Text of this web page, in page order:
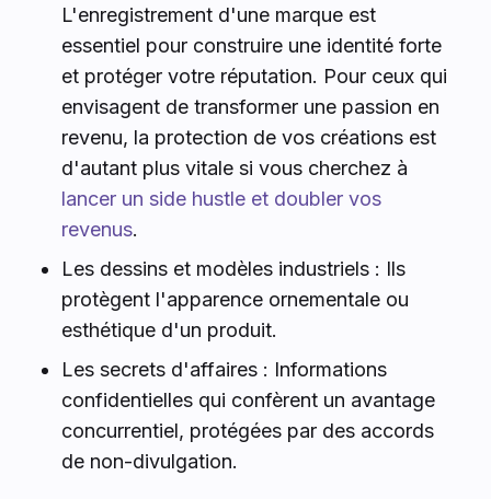
L'enregistrement d'une marque est
essentiel pour construire une identité forte
et protéger votre réputation. Pour ceux qui
envisagent de transformer une passion en
revenu, la protection de vos créations est
d'autant plus vitale si vous cherchez à
lancer un side hustle et doubler vos
revenus.
Les dessins et modèles industriels : Ils
protègent l'apparence ornementale ou
esthétique d'un produit.
Les secrets d'affaires : Informations
confidentielles qui confèrent un avantage
concurrentiel, protégées par des accords
de non-divulgation.